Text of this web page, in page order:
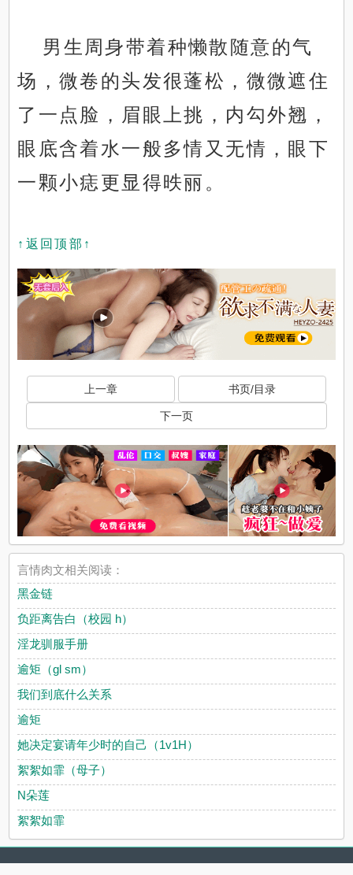
男生周身带着种懒散随意的气
场，微卷的头发很蓬松，微微遮住
了一点脸，眉眼上挑，内勾外翘，
眼底含着水一般多情又无情，眼下
一颗小痣更显得昳丽。
↑返回顶部↑
上一章 书页/目录
下一页
言情肉文相关阅读：
黑金链
负距离告白（校园 h）
淫龙驯服手册
逾矩（gl sm）
我们到底什么关系
逾矩
她决定宴请年少时的自己（1v1H）
絮絮如霏（母子）
N朵莲
絮絮如霏